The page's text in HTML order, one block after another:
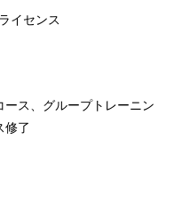
イセンス
ース、グループトレーニン
修了